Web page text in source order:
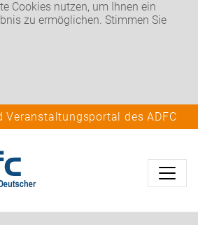
Cookies nutzen, um Ihnen ein
zu ermöglichen. Stimmen Sie
Veranstaltungsportal des ADFC